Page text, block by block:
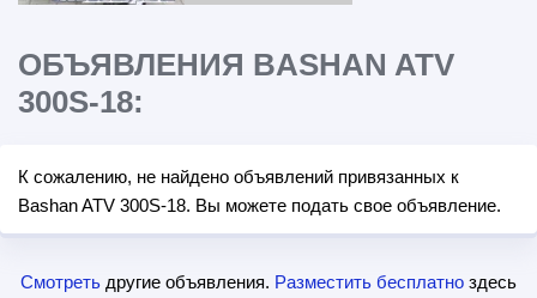
ОБЪЯВЛЕНИЯ BASHAN ATV
300S-18:
К сожалению, не найдено объявлений привязанных к
Bashan ATV 300S-18. Вы можете подать свое объявление.
Смотреть другие объявления. Разместить бесплатно здесь